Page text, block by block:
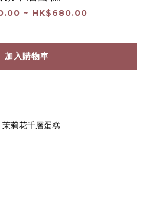
~ HK$680.00
加入購物車